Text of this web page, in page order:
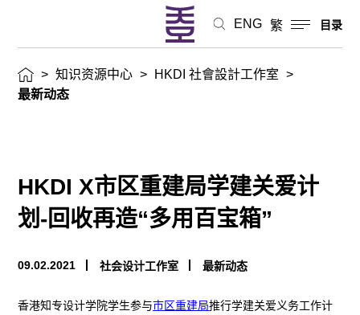
ENG 繁 目录
> 知识资源中心 > HKDI 社會設計工作室
>
最新动态
HKDI X市区重建局学建关爱计
划-回收再造“多用百宝箱”
09.02.2021 社会设计工作室 最新动态
香港知专设计学院学生参与市区重建局推行学建关爱义务工作计